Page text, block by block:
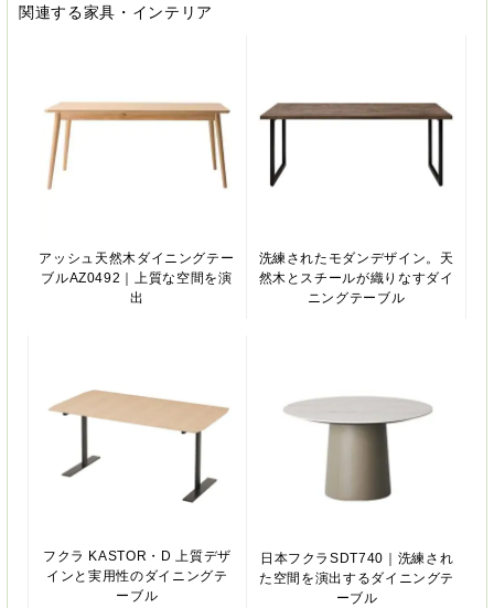
関連する家具・インテリア
アッシュ天然木ダイニングテー
ブルAZ0492｜上質な空間を演
出
洗練されたモダンデザイン。天
然木とスチールが織りなすダイ
ニングテーブル
フクラ KASTOR・D 上質デザ
インと実用性のダイニングテ
ーブル
日本フクラSDT740｜洗練され
た空間を演出するダイニングテ
ーブル